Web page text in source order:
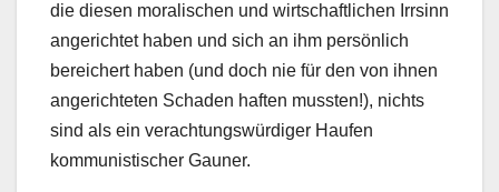
die diesen moralischen und wirtschaftlichen Irrsinn
angerichtet haben und sich an ihm persönlich
bereichert haben (und doch nie für den von ihnen
angerichteten Schaden haften mussten!), nichts
sind als ein verachtungswürdiger Haufen
kommunistischer Gauner.